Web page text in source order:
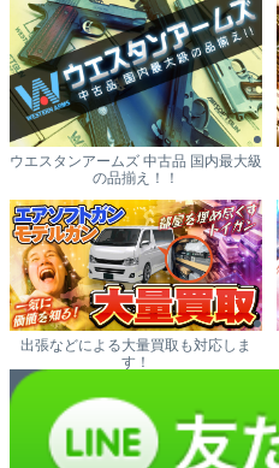
ウエスタンアームズ 中古品 国内最大級
の品揃え！！
出張などによる大量買取も対応しま
す！